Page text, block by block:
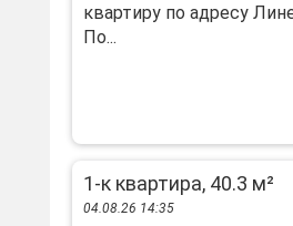
квартиру по адресу
По...
1-к квартира, 40.3 м²
04.08.26 14:35